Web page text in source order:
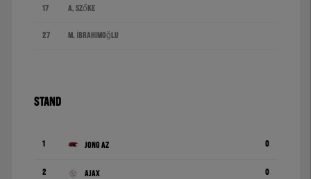
17 A. Szőke
27 M. İbrahimoğlu
STAND
1 Jong AZ 0
2 Ajax 0